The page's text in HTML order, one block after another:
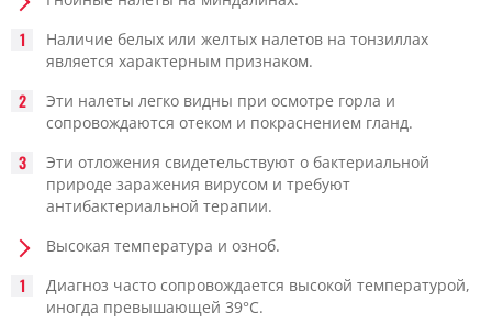
Наличие белых или желтых налетов на тонзиллах
является характерным признаком.
Эти налеты легко видны при осмотре горла и
сопровождаются отеком и покраснением гланд.
Эти отложения свидетельствуют о бактериальной
природе заражения вирусом и требуют
антибактериальной терапии.
Высокая температура и озноб.
Диагноз часто сопровождается высокой температурой,
иногда превышающей 39°C.